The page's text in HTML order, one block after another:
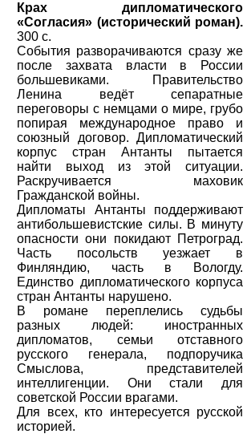
Крах дипломатического
«Согласия» (исторический роман).
300 с.
События разворачиваются сразу же
после захвата власти в России
большевиками. Правительство
Ленина ведёт сепаратные
переговоры с немцами о мире, грубо
попирая международное право и
союзный договор. Дипломатический
корпус стран Антанты пытается
найти выход из этой ситуации.
Раскручивается маховик
Гражданской войны.
Дипломаты Антанты поддерживают
антибольшевистские силы. В минуту
опасности они покидают Петроград.
Часть посольств уезжает в
Финляндию, часть в Вологду.
Единство дипломатического корпуса
стран Антанты нарушено.
В романе переплелись судьбы
разных людей: иностранных
дипломатов, семьи отставного
русского генерала, подпоручика
Смыслова, представителей
интеллигенции. Они стали для
советской России врагами.
Для всех, кто интересуется русской
историей.